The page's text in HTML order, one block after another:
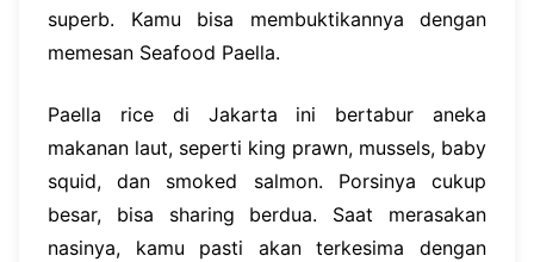
superb. Kamu bisa membuktikannya dengan
memesan Seafood Paella.
Paella rice di Jakarta ini bertabur aneka
makanan laut, seperti king prawn, mussels, baby
squid, dan smoked salmon. Porsinya cukup
besar, bisa sharing berdua. Saat merasakan
nasinya, kamu pasti akan terkesima dengan